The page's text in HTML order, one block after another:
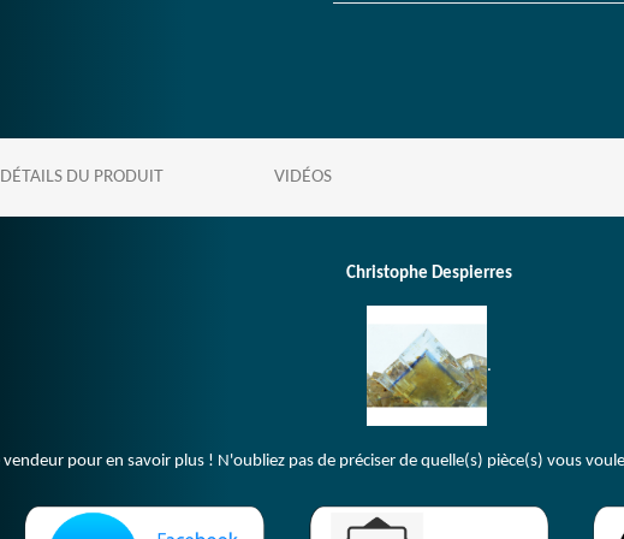
DÉTAILS DU PRODUIT VIDÉOS
Christophe Despierres
.
pour en savoir plus ! N'oubliez pas de préciser de quelle(s) pièce(s) vous